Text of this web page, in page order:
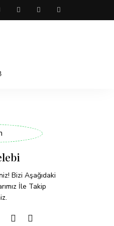
Bizi Aşağıdaki
İle Takip